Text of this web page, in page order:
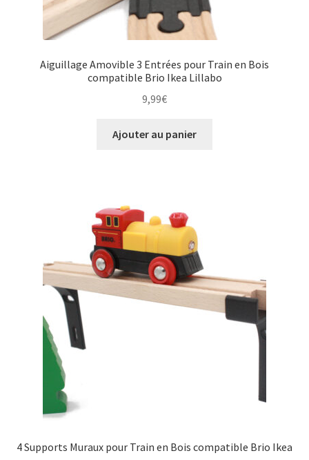
Aiguillage Amovible 3 Entrées pour Train en Bois
compatible Brio Ikea Lillabo
9,99€
Ajouter au panier
4 Supports Muraux pour Train en Bois compatible Brio Ikea